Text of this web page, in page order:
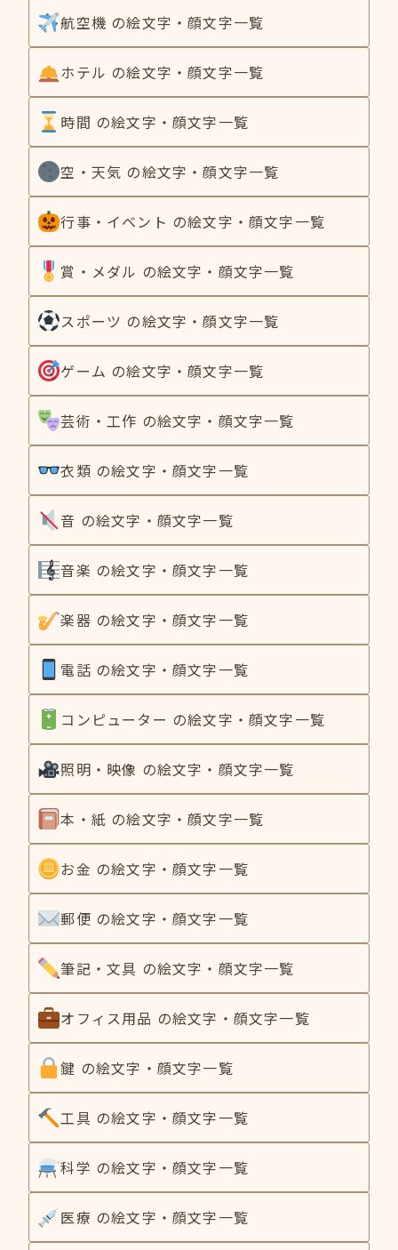
航空機 の絵文字・顔文字一覧
ホテル の絵文字・顔文字一覧
時間 の絵文字・顔文字一覧
空・天気 の絵文字・顔文字一覧
行事・イベント の絵文字・顔文字一覧
賞・メダル の絵文字・顔文字一覧
スポーツ の絵文字・顔文字一覧
ゲーム の絵文字・顔文字一覧
芸術・工作 の絵文字・顔文字一覧
衣類 の絵文字・顔文字一覧
音 の絵文字・顔文字一覧
音楽 の絵文字・顔文字一覧
楽器 の絵文字・顔文字一覧
電話 の絵文字・顔文字一覧
コンピューター の絵文字・顔文字一覧
照明・映像 の絵文字・顔文字一覧
本・紙 の絵文字・顔文字一覧
お金 の絵文字・顔文字一覧
郵便 の絵文字・顔文字一覧
筆記・文具 の絵文字・顔文字一覧
オフィス用品 の絵文字・顔文字一覧
鍵 の絵文字・顔文字一覧
工具 の絵文字・顔文字一覧
科学 の絵文字・顔文字一覧
医療 の絵文字・顔文字一覧